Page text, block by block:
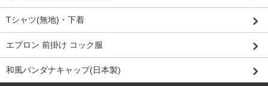
Tシャツ(無地)・下着
エプロン 前掛け コック服
和風バンダナキャップ(日本製)